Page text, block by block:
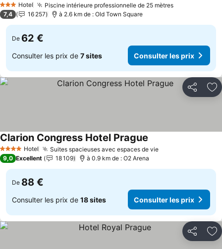
3 ÉtoilesHotel Piscine intérieure professionnelle de 25 mètresConsulter
7,4 16 257 à 2.6 km de : Old Town Square
De 62 €
Consulter les prix de 7 sites Consulter les prix
Partager
4 Étoiles Hotel Suites spacieuses avec espaces de vieConsulter les
Clarion Congress Hotel Prague
9,0 Excellent 18 109 à 0.9 km de : O2 Arena
De 88 €
Consulter les prix de 18 sites Consulter les prix
Partager